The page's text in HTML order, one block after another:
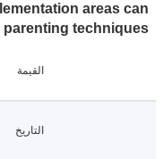
implementation
3 parenting
31